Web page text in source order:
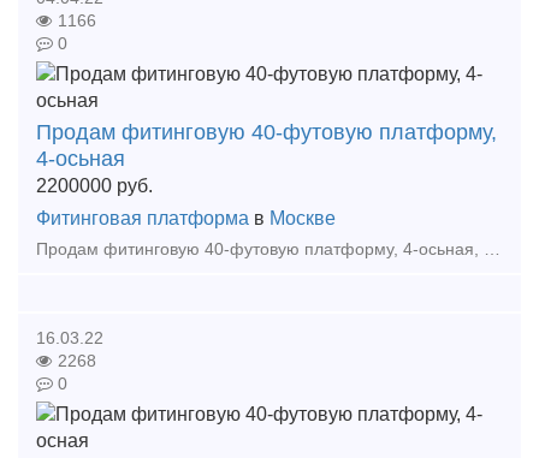
1166
0
Продам фитинговую 40-футовую платформу,
4-осьная
2200000 руб.
Фитинговая платформа в Москве
16.03.22
2268
0